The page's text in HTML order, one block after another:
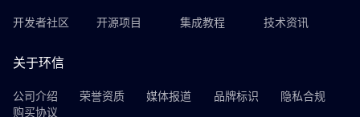
开发者社区 开源项目 集成教程 技术资讯
关于环信
公司介绍 荣誉资质 媒体报道 品牌标识
隐私合规
购买协议